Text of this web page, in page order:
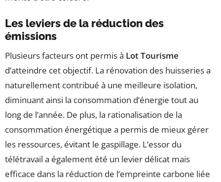
Les leviers de la réduction des
émissions
Plusieurs facteurs ont permis à Lot Tourisme
d’atteindre cet objectif. La rénovation des huisseries a
naturellement contribué à une meilleure isolation,
diminuant ainsi la consommation d’énergie tout au
long de l’année. De plus, la rationalisation de la
consommation énergétique a permis de mieux gérer
les ressources, évitant le gaspillage. L’essor du
télétravail a également été un levier délicat mais
efficace dans la réduction de l’empreinte carbone liée